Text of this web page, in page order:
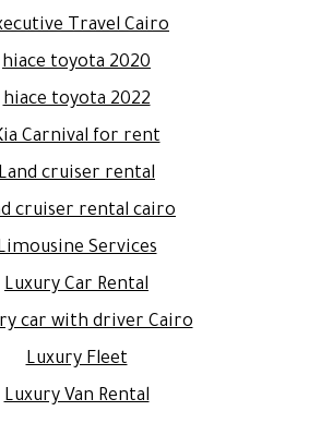
Travel Cairo
hiace toyota 2020
hiace toyota 2022
Carnival for rent
cruiser rental
cruiser rental cairo
Services
Luxury Car Rental
car with driver Cairo
Luxury Fleet
Luxury Van Rental